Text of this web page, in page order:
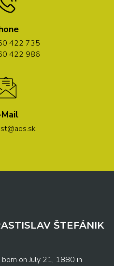
422 735
422 986
Mail
ŠTEFÁNIK
on July 21, 1880 in